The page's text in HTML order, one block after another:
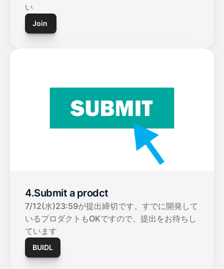
い
Join
4.Submit a prodct
7/12(水)23:59が提出締切です。すでに開発して
いるプロダクトもOKですので、提出をお待ちし
ています
BUIDL